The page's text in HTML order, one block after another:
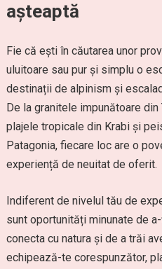
așteaptă
Fie că ești în căutarea unor
uluitoare sau pur și simplu o
destinații de alpinism și
De la granitele impunătoare
plajele tropicale din Krabi și
Patagonia, fiecare loc are o
experiență de neuitat de oferit.
Indiferent de nivelul tău de
sunt oportunități minunate de
conecta cu natura și de a trăi
echipează-te corespunzător,